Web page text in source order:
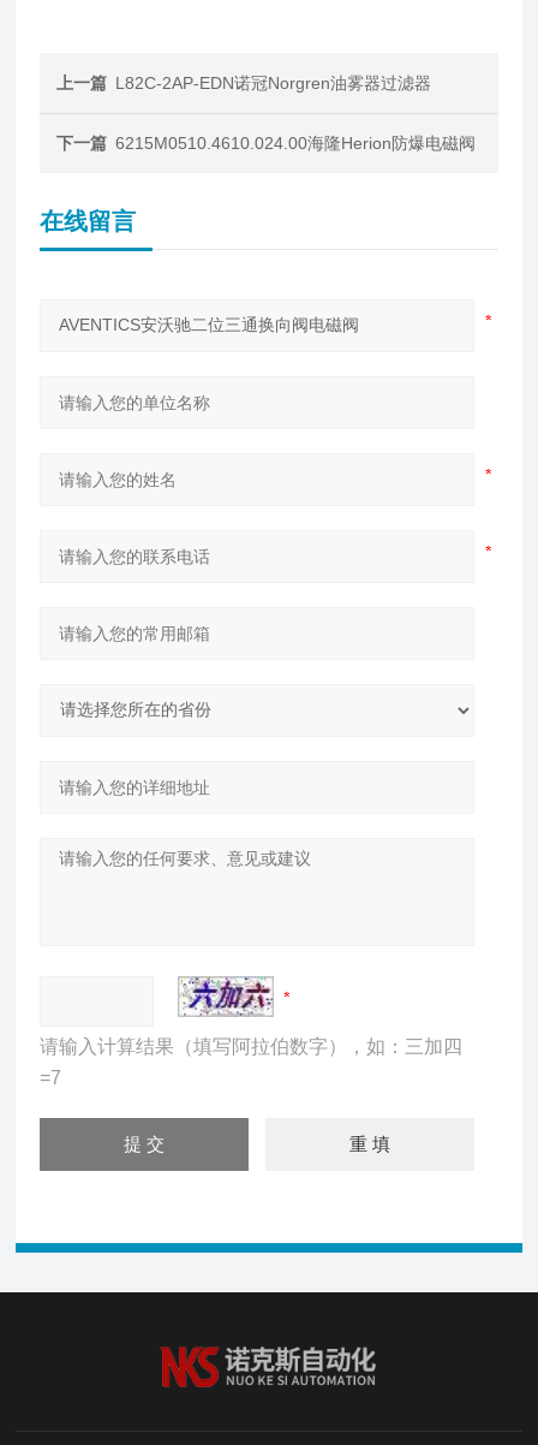
上一篇 L82C-2AP-EDN诺冠Norgren油雾器过滤器
下一篇 6215M0510.4610.024.00海隆Herion防爆电磁阀
在线留言
请输入计算结果（填写阿拉伯数字），如：三加四
=7